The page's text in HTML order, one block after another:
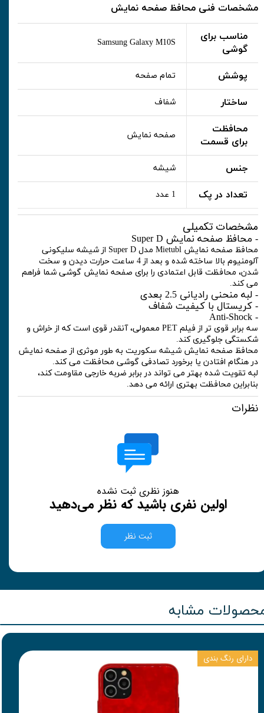
مشخصات فنی محافظ صفحه نمایش
مناسب برای
گوشی
Samsung Galaxy M10S
پوشش تمام صفحه
ساختار شفاف
محافظت
برای قسمت
صفحه نمایش
جنس شیشه
تعداد در پک 1 عدد
مشخصات تکمیلی
- محافظ صفحه نمایش Super D
محافظ صفحه نمایش Mietubl مدل Super D از شیشه سلیکونی
آلومنیوم بالا ساخته شده و بعد از 4 ساعت حرارت دیدن و سخت
شدن، محافظت قابل اعتمادی را برای صفحه نمایش گوشی شما فراهم
می کند.
- لبه منحنی رادیانی 2.5 بعدی
- کریستال با کیفیت شفاف
- Anti-Shock
سه برابر قوی تر از فیلم PET معمولی، آنقدر قوی است که از خراش و
شکستگی جلوگیری کند.
محافظ صفحه نمایش شیشه سکوریت به طور موثری از صفحه نمایش
در هنگام افتادن یا برخورد تصادفی گوشی محافظت می کند.
لبه تقویت شده بهتر می تواند در برابر ضربه خارجی مقاومت کند،
بنابراین محافظت بهتری ارائه می دهد.
نظرات
هنوز نظری ثبت نشده
اولین نفری باشید که نظر می‌دهید
ثبت نظر
مشابه
دارای رنگ بندی